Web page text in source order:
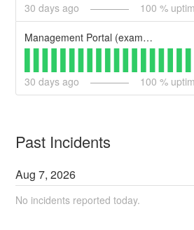
30 days ago 100 %
Management Portal (example)
30 days ago 100 %
Past Incidents
Aug7,2026
No incidents reported today.